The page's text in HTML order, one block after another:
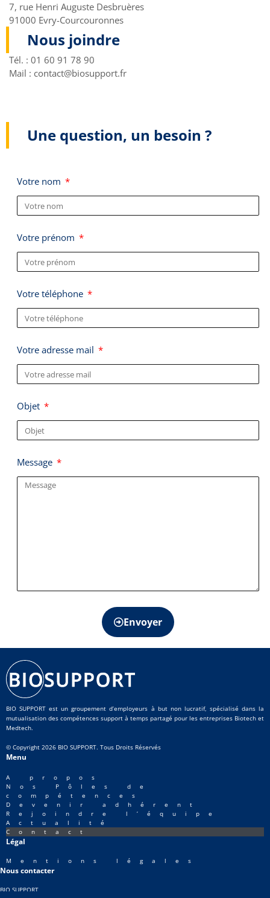
7, rue Henri Auguste Desbruères
91000 Evry-Courcouronnes
Nous joindre
Tél. : 01 60 91 78 90
Mail : contact@biosupport.fr
Une question, un besoin ?
Votre nom
Votre prénom
Votre téléphone
Votre adresse mail
Objet
Message
Envoyer
BIO SUPPORT est un groupement d’employeurs à but non lucratif, spécialisé dans la
mutualisation des compétences support à temps partagé pour les entreprises Biotech et
Medtech.
© Copyright 2026 BIO SUPPORT. Tous Droits Réservés
Menu
A propos
Nos Pôles de
compétences
Devenir adhérent
Rejoindre l’équipe
Actualité
Contact
Légal
Mentions légales
Nous contacter
BIO SUPPORT